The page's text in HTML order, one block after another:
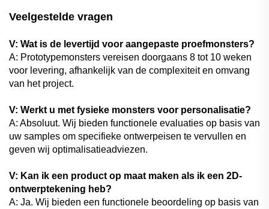
Veelgestelde vragen
V: Wat is de levertijd voor aangepaste proefmonsters?
A: Prototypemonsters vereisen doorgaans 8 tot 10 weken
voor levering, afhankelijk van de complexiteit en omvang
van het project.
V: Werkt u met fysieke monsters voor personalisatie?
A: Absoluut. Wij bieden functionele evaluaties op basis van
uw samples om specifieke ontwerpeisen te vervullen en
geven wij optimalisatieadviezen.
V: Kan ik een product op maat maken als ik een 2D-
ontwerptekening heb?
A: Ja. Wij bieden een functionele beoordeling op basis van